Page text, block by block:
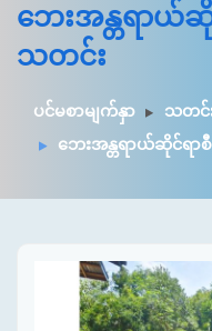
ဘေးအန္တရာယ်ဆို
သတင်း
ပင်မစာမျက်နှာ
သတင်း
ဘေးအန္တရာယ်ဆိုင်ရာစီ